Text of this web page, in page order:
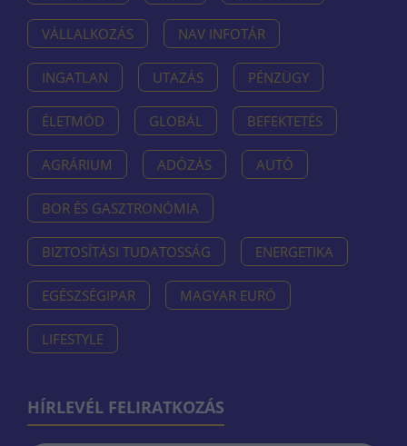
VÁLLALKOZÁS NAV INFOTÁR
INGATLAN UTAZÁS PÉNZÜGY
ÉLETMÓD GLOBÁL BEFEKTETÉS
AGRÁRIUM ADÓZÁS AUTÓ
BOR ÉS GASZTRONÓMIA
BIZTOSÍTÁSI TUDATOSSÁG ENERGETIKA
EGÉSZSÉGIPAR MAGYAR EURÓ
LIFESTYLE
HÍRLEVÉL FELIRATKOZÁS